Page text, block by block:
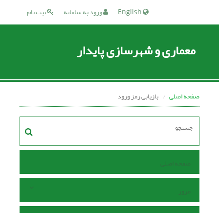
ثبت نام ورود به سامانه
معماری و شهرسازی پایدار
صفحه اصلی بازیابی رمز ورود
صفحه اصلی
مرور